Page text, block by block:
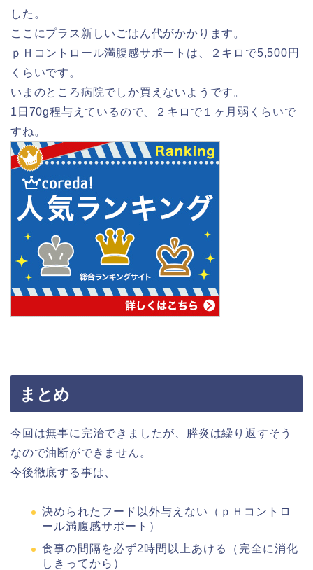
した。
ここにプラス新しいごはん代がかかります。
ｐＨコントロール満腹感サポートは、２キロで5,500円
くらいです。
いまのところ病院でしか買えないようです。
1日70g程与えているので、２キロで１ヶ月弱くらいで
すね。
まとめ
今回は無事に完治できましたが、膵炎は繰り返すそう
なので油断ができません。
今後徹底する事は、
決められたフード以外与えない（ｐＨコントロ
ール満腹感サポート）
食事の間隔を必ず2時間以上あける（完全に消化
しきってから）